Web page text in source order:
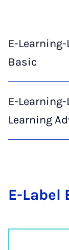
E-
Basic
E-
Learning
E-La­bel